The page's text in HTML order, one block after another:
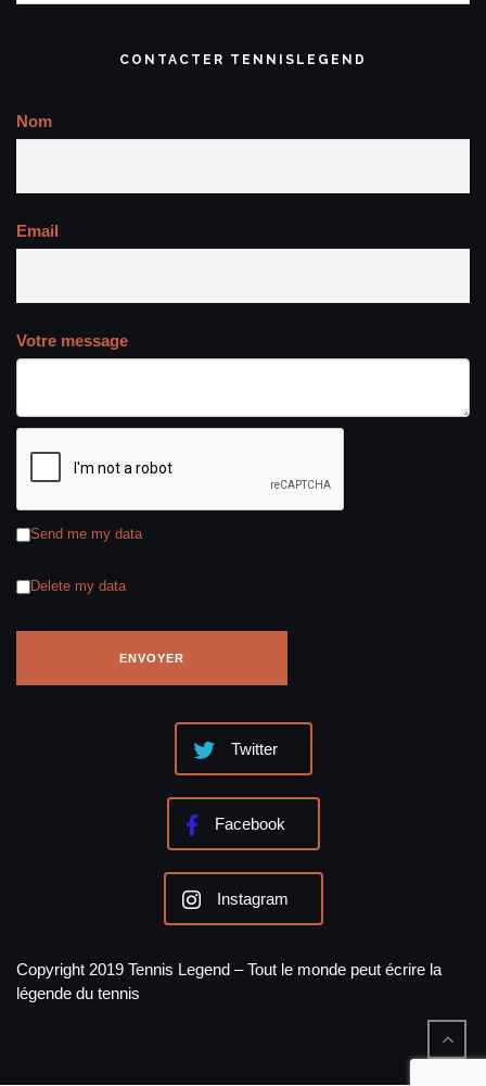
CONTACTER TENNISLEGEND
Nom
Email
Votre message
Send me my data
Delete my data
Twitter
Facebook
Instagram
Copyright 2019 Tennis Legend – Tout le monde peut écrire la
légende du tennis